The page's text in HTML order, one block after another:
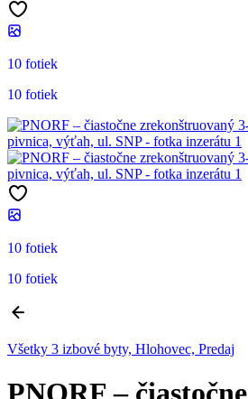
10 fotiek
10 fotiek
10 fotiek
10 fotiek
Všetky 3 izbové byty, Hlohovec, Predaj